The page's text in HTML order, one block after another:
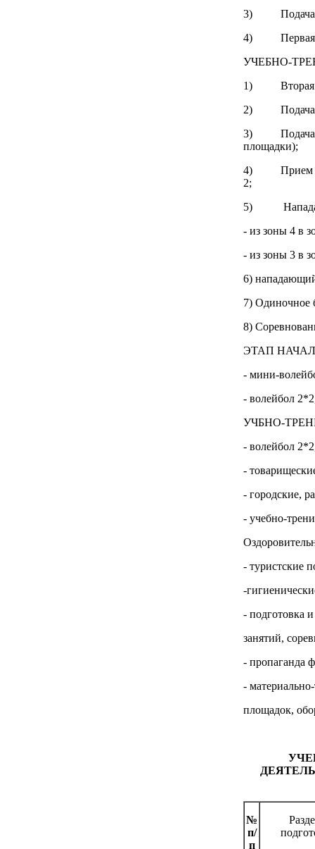
3) Подача
4) Первая
УЧЕБНО-
1) Вторая
2) Подача
3) Подача в
площадки);
4) Прием
2;
5)
- из зоны 4 в
- из зоны 3 в
6)
7) Одиночное
8)
ЭТАП
- мини-
- волейбол
УЧБНО-
- волейбол
-
- городские,
- учебно-
- туристские
-
- подготовка
занятий,
- пропаганда
-
площадок,
№
п/
п